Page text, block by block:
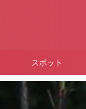
スポット